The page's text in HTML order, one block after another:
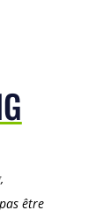
être